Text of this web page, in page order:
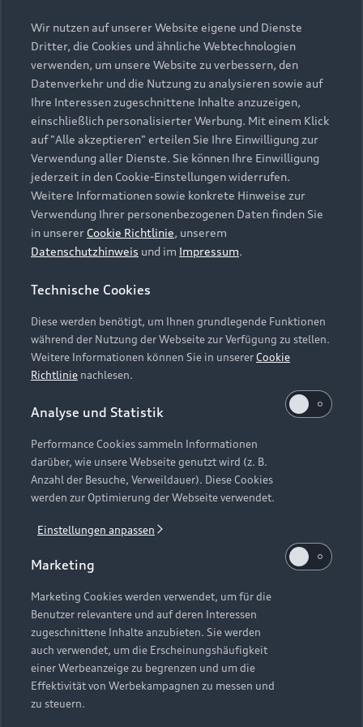
machen Sie Ihren A6 allroad zu Ihrem
persönlichen Begleiter: Mit Audi connect,
Functions on Demand, dem Audi Application
Store und weiteren nahtlos integrierten Services
erleben Sie intelligente Navigation, vielseitiges
Entertainment und praktische
Funktionserweiterungen.
Audi digital services entdecken
Zurück nach oben
Alle Modelle
Plug-in-Hybride
Kaufen & leasen
Neuwagensuche
Gebrauchtwagensuche
Gebrauchtwagen
Finanzierung
Aktionen & Angebote
Geschäftskunden
Audi Services
Support
Kundenservice
Händlersuche
Audi Code
Häufige Fragen (FAQ)
Audi Online Beratung
Online-Terminvereinbarung
Servicekontakt
Über Audi
Investor Relations
Presse & Media Center
Datenschutz
Audi erleben
© 2026 AUDI AG. Alle Rechte vorbehalten
Impressum Rechtliches
Hinweisgebersystem
Datenschutzinformation
Cookie-Einstellungen
Cookie-Richtlinie
Wir nutzen auf unserer Website eigene und Dienste
Dritter, die Cookies und ähnliche Webtechnologien
verwenden, um unsere Website zu verbessern, den
Datenverkehr und die Nutzung zu analysieren sowie auf
Ihre Interessen zugeschnittene Inhalte anzuzeigen,
einschließlich personalisierter Werbung. Mit einem Klick
auf "Alle akzeptieren" erteilen Sie Ihre Einwilligung zur
Verwendung aller Dienste. Sie können Ihre Einwilligung
jederzeit in den Cookie-Einstellungen widerrufen.
Weitere Informationen sowie konkrete Hinweise zur
Verwendung Ihrer personenbezogenen Daten finden Sie
in unserer Cookie Richtlinie, unserem
Datenschutzhinweis und im Impressum.
Technische Cookies
Diese werden benötigt, um Ihnen grundlegende Funktionen
während der Nutzung der Webseite zur Verfügung zu stellen.
Weitere Informationen können Sie in unsererCookie
Richtlinie nachlesen.
Analyse und Statistik
Performance Cookies sammeln Informationen
darüber, wie unsere Webseite genutzt wird (z. B.
Anzahl der Besuche, Verweildauer). Diese Cookies
werden zur Optimierung der Webseite verwendet.
Einstellungen anpassen
Marketing
Marketing Cookies werden verwendet, um für die
Benutzer relevantere und auf deren Interessen
zugeschnittene Inhalte anzubieten. Sie werden
auch verwendet, um die Erscheinungshäufigkeit
einer Werbeanzeige zu begrenzen und um die
Effektivität von Werbekampagnen zu messen und
zu steuern.